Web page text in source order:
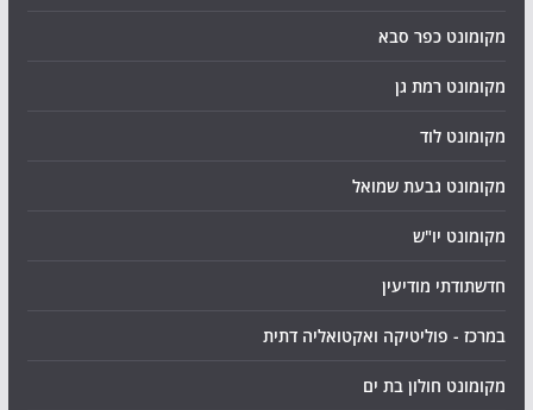
מקומונט כפר סבא
מקומונט רמת גן
מקומונט לוד
מקומונט גבעת שמואל
מקומונט יו"ש
חדשתודתי מודיעין
במרכז - פוליטיקה ואקטואליה דתית
מקומונט חולון בת ים